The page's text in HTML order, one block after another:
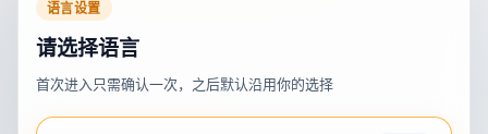
语言设置
请选择语言
首次进入只需确认一次，之后默认沿用你的选择